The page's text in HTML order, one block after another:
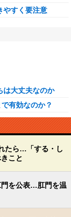
やすく要注意
は大丈夫なのか
有効なのか？
たら…「する・し
こと
を公表…肛門を温